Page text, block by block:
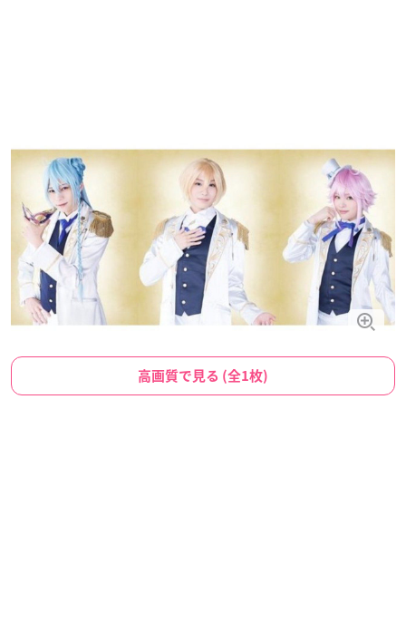
高画質で見る (全1枚)